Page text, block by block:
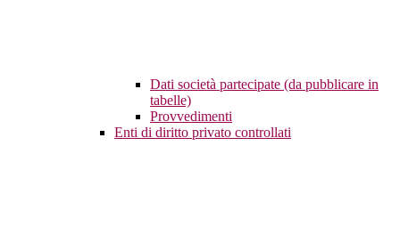
Dati società partecipate (da pubblicare in
tabelle)
Provvedimenti
Enti di diritto privato controllati